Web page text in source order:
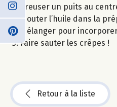
Creuser un puits au
Ajouter l’huile dans la
Mélanger pour
Faire sauter les crêpes !
Retour à la liste